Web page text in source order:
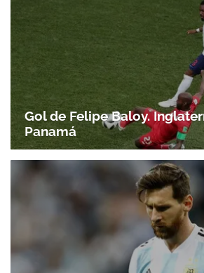
Gol de Felipe Baloy.
Panamá